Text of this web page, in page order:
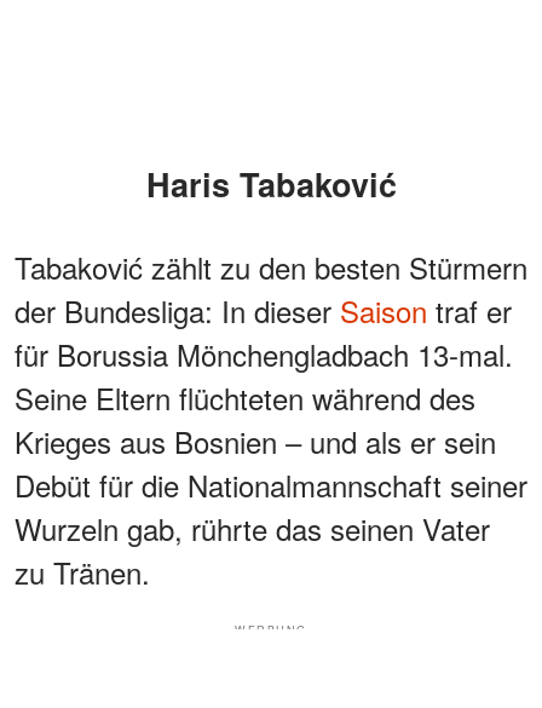
Haris Tabaković
Tabaković zählt zu den besten Stürmern
der Bundesliga: In dieser Saison traf er
für Borussia Mönchengladbach 13-mal.
Seine Eltern flüchteten während des
Krieges aus Bosnien – und als er sein
Debüt für die Nationalmannschaft seiner
Wurzeln gab, rührte das seinen Vater
zu Tränen.
WERBUNG